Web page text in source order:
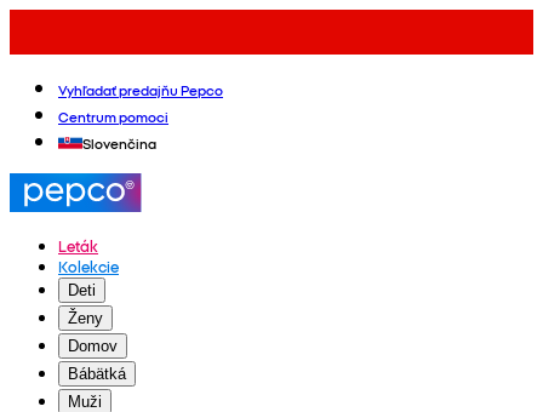
Vyhľadať predajňu Pepco
Centrum pomoci
Slovenčina
Leták
Kolekcie
Deti
Ženy
Domov
Bábätká
Muži